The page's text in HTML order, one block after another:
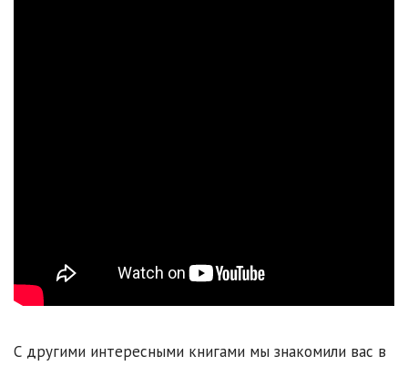
С другими интересными книгами мы знакомили вас в